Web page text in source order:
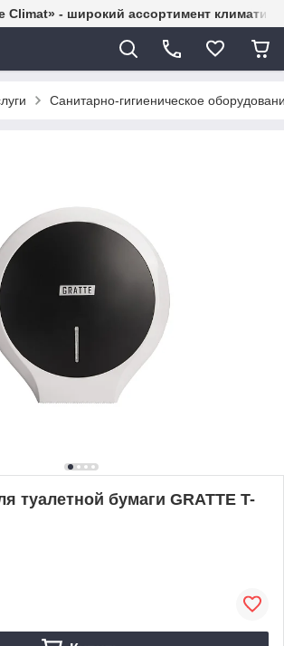
Climat» - широкий ассортимент
Санитарно-гигиеническое
туалетной бумаги GRATTE T-